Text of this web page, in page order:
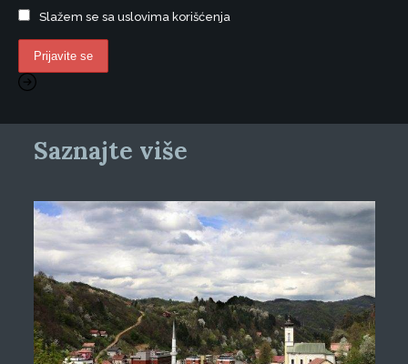
Slažem se sa uslovima korišćenja
Saznajte više